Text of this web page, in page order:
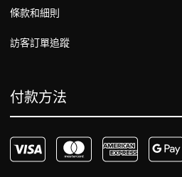
條款和細則
訪客訂單追蹤
付款方法